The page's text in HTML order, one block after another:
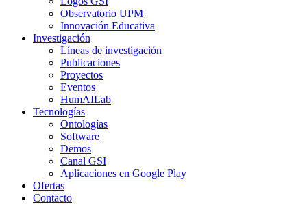
Observatorio UPM
Innovación Educativa
Investigación
Líneas de investigación
Publicaciones
Proyectos
Eventos
HumAILab
Tecnologías
Ontologías
Software
Demos
Canal GSI
Aplicaciones en Google Play
Ofertas
Contacto